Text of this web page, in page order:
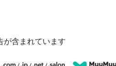
が含まれています